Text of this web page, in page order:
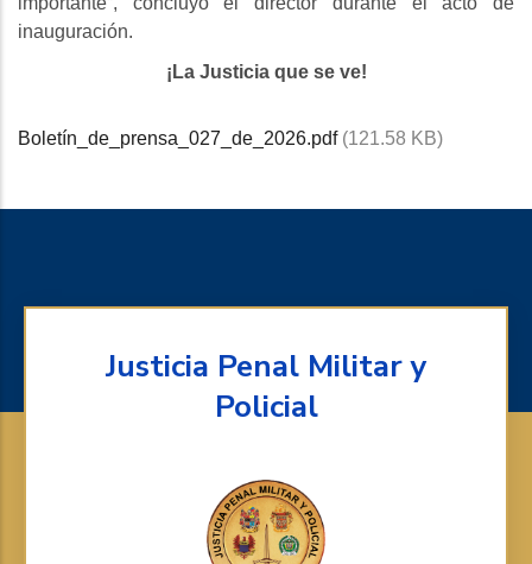
inauguración.
¡La Justicia que se ve!
Boletín_de_prensa_027_de_2026.pdf (121.58 KB)
Justicia Penal Militar y
Policial